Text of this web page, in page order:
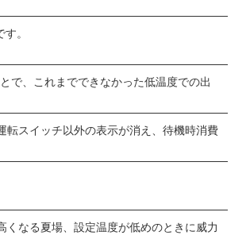
。
で、これまでできなかった低温度での出
転スイッチ以外の表示が消え、待機時消費
なる夏場、設定温度が低めのときに威力